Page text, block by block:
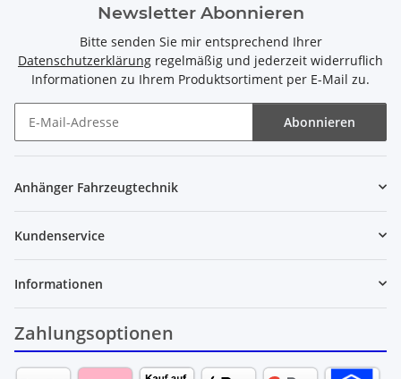
Newsletter Abonnieren
Bitte senden Sie mir entsprechend Ihrer
Datenschutzerklärung regelmäßig und jederzeit widerruflich
Informationen zu Ihrem Produktsortiment per E-Mail zu.
Abonnieren
Anhänger Fahrzeugtechnik
Kundenservice
Informationen
Zahlungsoptionen